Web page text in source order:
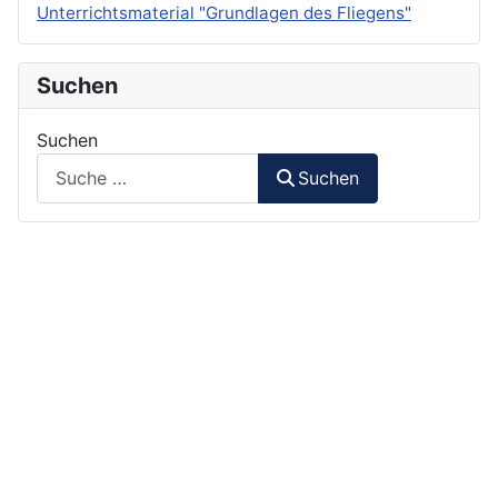
Unterrichtsmaterial "Grundlagen des Fliegens"
Suchen
Suchen
Suchen